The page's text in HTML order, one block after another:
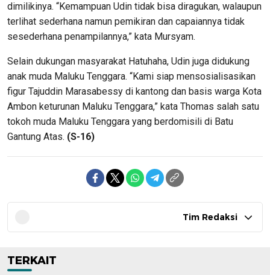
dimilikinya. “Kemampuan Udin tidak bisa diragukan, walaupun
terlihat sederhana namun pemikiran dan capaiannya tidak
sesederhana penampilannya,” kata Mursyam.
Selain dukungan masyarakat Hatuhaha, Udin juga didukung
anak muda Maluku Tenggara. “Kami siap mensosialisasikan
figur Tajuddin Marasabessy di kantong dan basis warga Kota
Ambon keturunan Maluku Tenggara,” kata Thomas salah satu
tokoh muda Maluku Tenggara yang berdomisili di Batu
Gantung Atas. (S-16)
Tim Redaksi
TERKAIT